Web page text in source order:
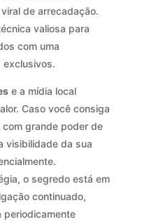
de arrecadação.
valiosa para
com uma
exclusivos.
e a mídia local
Caso você consiga
grande poder de
visibilidade da sua
o segredo está em
continuado,
periodicamente